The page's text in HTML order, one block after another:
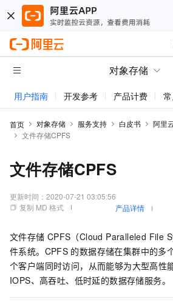
对象存储
用户指南 开发参考 产品计费
首页 对象存储 服务支持 白皮书
阿里
文件存储CPFS
文件存储CPFS
更新时间： 2020-07-21 03:05:56
复制 MD 格式
产品详情
文件存储 CPFS（Cloud Paralleled File
件系统。CPFS 的数据存储在集群中的多
个客户端同时访问，从而能够为大型高性
IOPS、高吞吐、低时延的数据存储服务。